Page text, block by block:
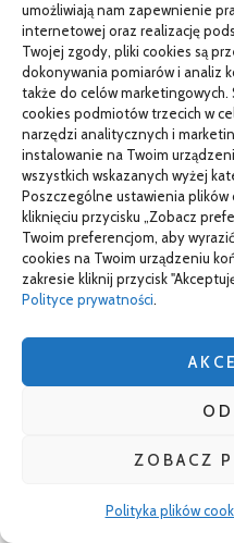
umożliwiają nam zapewnienie
internetowej oraz realizację
Twojej zgody, pliki cookies są
dokonywania pomiarów i analiz
także do celów
cookies podmiotów trzecich w
narzędzi analitycznych i
instalowanie na Twoim
wszystkich wskazanych wyżej
Poszczególne ustawienia
kliknięciu przycisku „Zobacz
Twoim preferencjom, aby
cookies na Twoim urządzeniu
zakresie kliknij przycisk
Polityce prywatności.
ZOBACZ
Polityka plików
Tak, zapiszesz się
Warto dodać serię
aby przeanalizować
na umiejętności.
jazdy. Skup się na
sygnałach. Powtórka na
ruchu buduje
materiał. Uporządkuj
pozwala realnie
egzaminu. W WORD
egzaminów (Źródło:
Drogowego, 2023). Z
Jak radzić sobie